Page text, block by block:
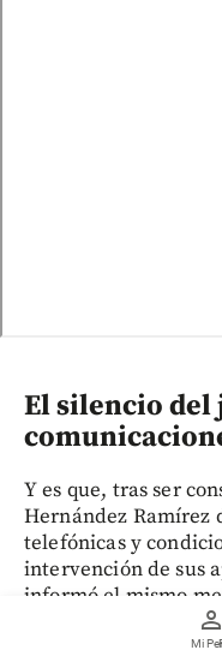
person
Mi
El silencio del
Y es que, tras ser
Hernández Ramírez
telefónicas y
intervención de sus
informó el mismo